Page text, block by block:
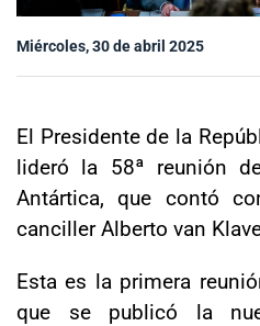
modo claro
Miércoles, 30 de abril 2025
El Presidente de la
lideró la 58ª reunión
Antártica, que contó
canciller Alberto van
Esta es la primera
que se publicó la